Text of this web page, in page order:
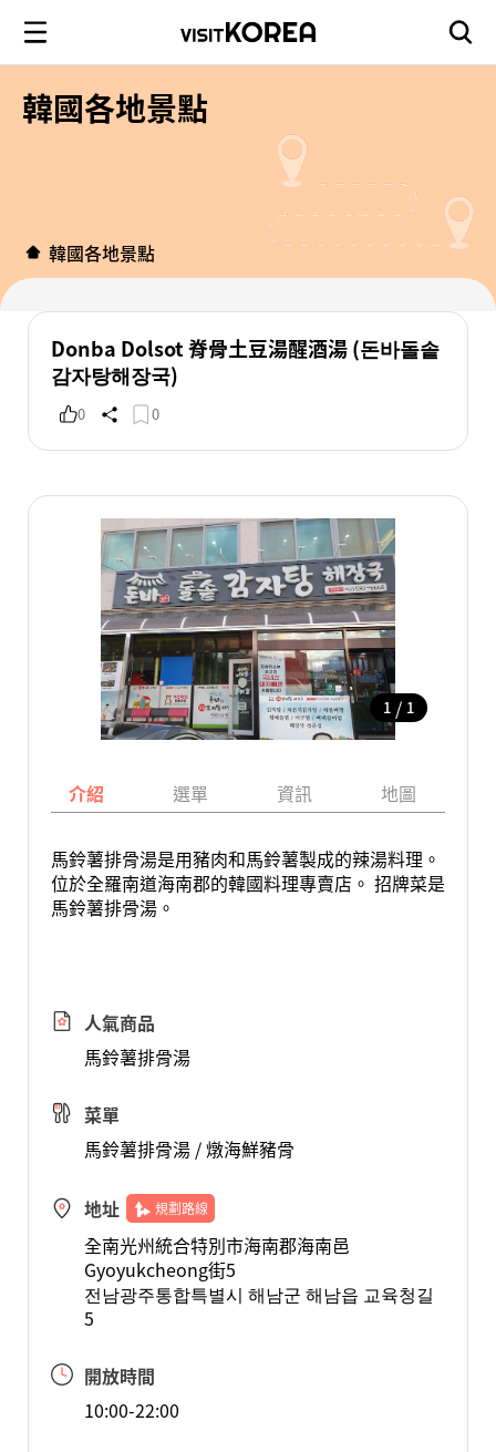
韓國各地景點
韓國各地景點
Donba Dolsot 脊骨土豆湯醒酒湯 (돈바돌솥
감자탕해장국)
0 0
1 / 1
介紹 選單 資訊 地圖
馬鈴薯排骨湯是用豬肉和馬鈴薯製成的辣湯料理。
位於全羅南道海南郡的韓國料理專賣店。 招牌菜是
馬鈴薯排骨湯。
人氣商品
馬鈴薯排骨湯
菜單
馬鈴薯排骨湯 / 燉海鮮豬骨
地址 規劃路線
全南光州統合特別市海南郡海南邑
Gyoyukcheong街5
전남광주통합특별시 해남군 해남읍 교육청길
5
開放時間
10:00-22:00